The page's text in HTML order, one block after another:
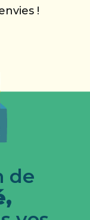
!
de